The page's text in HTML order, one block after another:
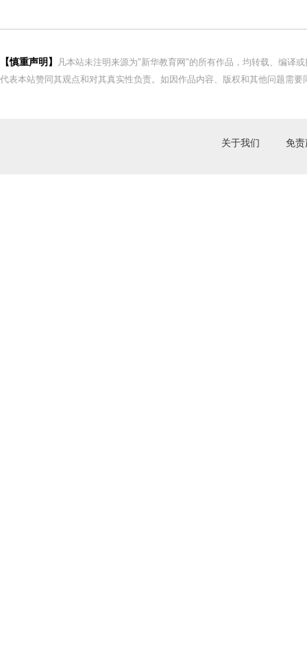
【慎重声明】
凡本站未注明来源为"新华教育网"的所有作品，均转载、编译
代表本站赞同其观点和对其真实性负责。如因作品内容、版权和其他问题需
关于我们 免责